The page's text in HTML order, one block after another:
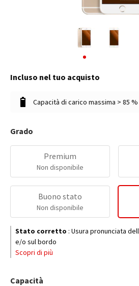
Incluso nel tuo acquisto
Capacità di carico massima > 85 %
Grado
Premium
Non disponibile
Buono stato
Non disponibile
Stato corretto : Usura pronunciata
e/o sul bordo
Scopri di più
Capacità